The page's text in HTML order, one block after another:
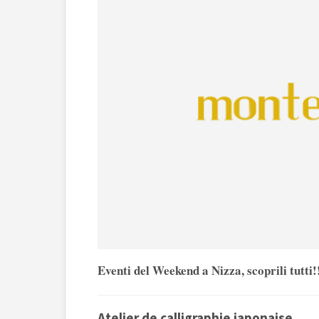
Eventi del Weekend a Nizza, scoprili